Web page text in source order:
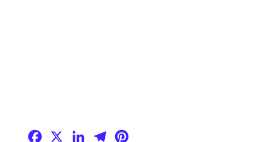
Facebook
X LinkedIn
Telegram